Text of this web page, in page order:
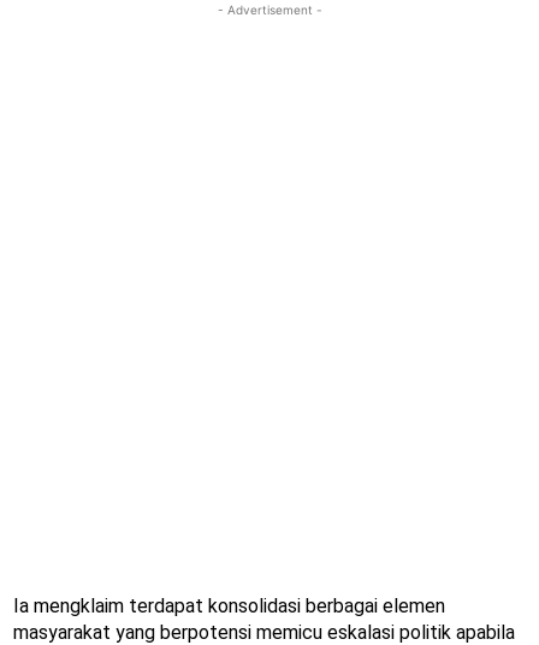
- Advertisement -
Ia mengklaim terdapat konsolidasi berbagai elemen
masyarakat yang berpotensi memicu eskalasi politik apabila